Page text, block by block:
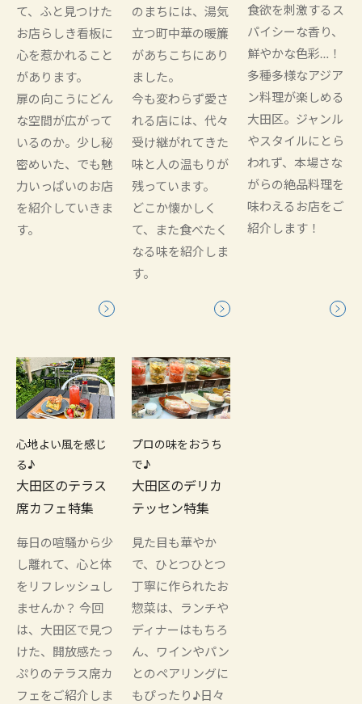
て、ふと見つけた
お店らしき看板に
心を惹かれること
があります。
扉の向こうにどん
な空間が広がって
いるのか。少し秘
密めいた、でも魅
力いっぱいのお店
を紹介していきま
す。
のまちには、湯気
立つ町中華の暖簾
があちこちにあり
ました。
今も変わらず愛さ
れる店には、代々
受け継がれてきた
味と人の温もりが
残っています。
どこか懐かしく
て、また食べたく
なる味を紹介しま
す。
食欲を刺激するス
パイシーな香り、
鮮やかな色彩…！
多種多様なアジア
ン料理が楽しめる
大田区。ジャンル
やスタイルにとら
われず、本場さな
がらの絶品料理を
味わえるお店をご
紹介します！
心地よい風を感じ
る♪
大田区のテラス
席カフェ特集
毎日の喧騒から少
し離れて、心と体
をリフレッシュし
ませんか？ 今回
は、大田区で見つ
けた、開放感たっ
ぷりのテラス席カ
フェをご紹介しま
プロの味をおうち
で♪
大田区のデリカ
テッセン特集
見た目も華やか
で、ひとつひとつ
丁寧に作られたお
惣菜は、ランチや
ディナーはもちろ
ん、ワインやパン
とのペアリングに
もぴったり♪日々